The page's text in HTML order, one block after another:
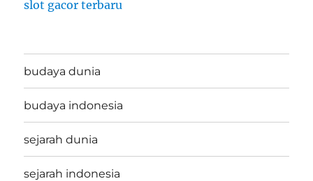
slot gacor terbaru
budaya dunia
budaya indonesia
sejarah dunia
sejarah indonesia